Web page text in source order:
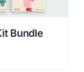
Bundle